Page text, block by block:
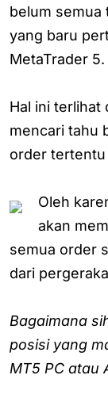
belum semua
yang baru
MetaTrader 5.
Hal ini terlihat
mencari tahu
order tertentu
Oleh
akan
semua order
dari
Bagaimana
posisi yang
MT5 PC atau